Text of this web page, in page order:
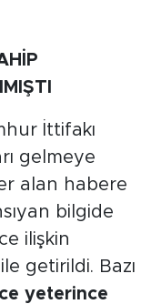
İttifakı
gelmeye
alan habere
bilgide
ilişkin
getirildi. Bazı
yeterince